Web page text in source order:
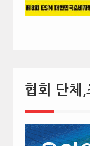
협회 단체